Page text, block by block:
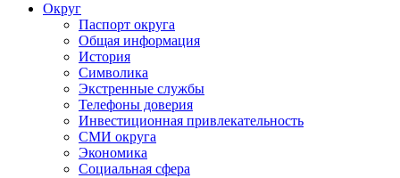
Округ
Паспорт округа
Общая информация
История
Символика
Экстренные службы
Телефоны доверия
Инвестиционная привлекательность
СМИ округа
Экономика
Социальная сфера